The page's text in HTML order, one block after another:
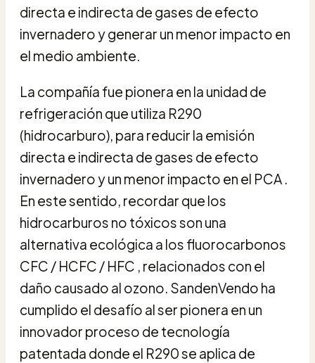
directa e indirecta de gases de efecto
invernadero y generar un menor impacto en
el medio ambiente.
La compañía fue pionera en la unidad de
refrigeración que utiliza R290
(hidrocarburo), para reducir la emisión
directa e indirecta de gases de efecto
invernadero y un menor impacto en el PCA .
En este sentido, recordar que los
hidrocarburos no tóxicos son una
alternativa ecológica a los fluorocarbonos
CFC / HCFC / HFC , relacionados con el
daño causado al ozono. SandenVendo ha
cumplido el desafío al ser pionera en un
innovador proceso de tecnología
patentada donde el R290 se aplica de